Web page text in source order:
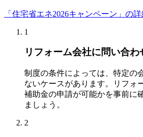
「住宅省エネ2026キャンペーン」の
1
リフォーム会社に問い合わ
制度の条件によっては、特定の
ないケースがあります。リフォ
補助金の申請が可能かを事前に
ましょう。
2